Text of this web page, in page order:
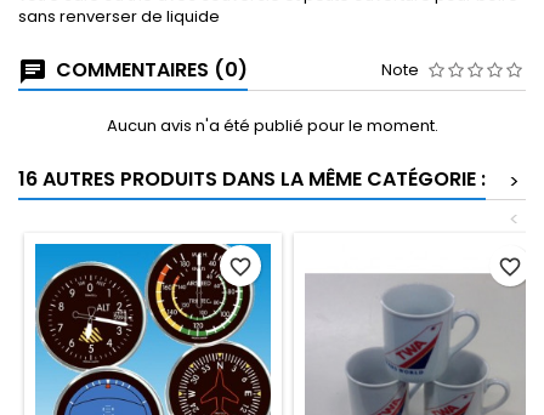
sans renverser de liquide
COMMENTAIRES (0) Note
Aucun avis n'a été publié pour le moment.
16 AUTRES PRODUITS DANS LA MÊME CATÉGORIE :
>
<
favorite_border favorite_border